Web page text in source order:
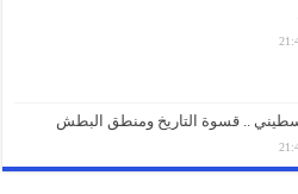
.. قسوة التاريخ ومنطق البطش